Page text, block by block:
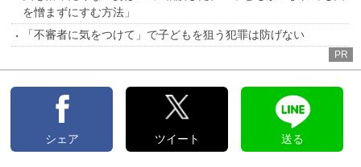
を憎まずにすむ方法」
「不審者に気をつけて」で子どもを狙う犯罪は防げない
PR
シェア ツイート 送る